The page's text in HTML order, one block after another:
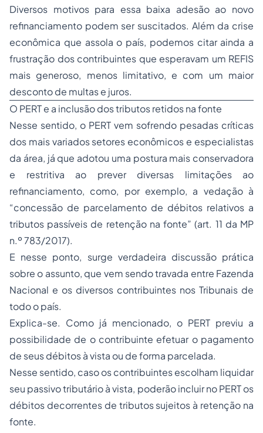
Diversos motivos para essa baixa adesão ao novo
refinanciamento podem ser suscitados. Além da crise
econômica que assola o país, podemos citar ainda a
frustração dos contribuintes que esperavam um REFIS
mais generoso, menos limitativo, e com um maior
desconto de multas e juros.
O PERT e a inclusão dos tributos retidos na fonte
Nesse sentido, o PERT vem sofrendo pesadas críticas
dos mais variados setores econômicos e especialistas
da área, já que adotou uma postura mais conservadora
e restritiva ao prever diversas limitações ao
refinanciamento, como, por exemplo, a vedação à
“concessão de parcelamento de débitos relativos a
tributos passíveis de retenção na fonte” (art. 11 da MP
n.º 783/2017).
E nesse ponto, surge verdadeira discussão prática
sobre o assunto, que vem sendo travada entre Fazenda
Nacional e os diversos contribuintes nos Tribunais de
todo o país.
Explica-se. Como já mencionado, o PERT previu a
possibilidade de o contribuinte efetuar o pagamento
de seus débitos à vista ou de forma parcelada.
Nesse sentido, caso os contribuintes escolham liquidar
seu passivo tributário à vista, poderão incluir no PERT os
débitos decorrentes de tributos sujeitos à retenção na
fonte.